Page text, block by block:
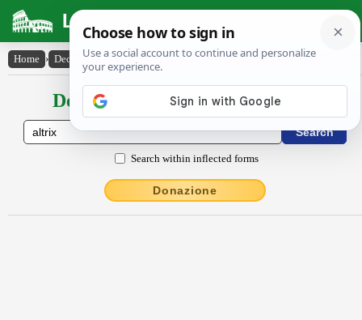
Latin Dictionary
Home › Declensions / Conjugations › altrix
Declensions / Conjugations latin
Search within inflected forms
Donazione